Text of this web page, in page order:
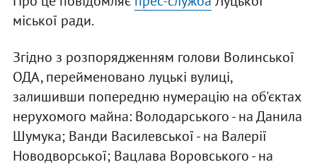
міської ради.
Згідно з розпорядженням голови Волинської
ОДА, перейменовано луцькі вулиці,
залишивши попередню нумерацію на об'єктах
нерухомого майна: Володарського - на Данила
Шумука; Ванди Василевської - на Валерії
Новодворської; Вацлава Воровського - на